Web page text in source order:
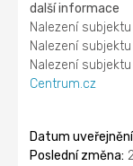
další informace
Nalezení
Nalezení
Nalezení
Centrum.cz
Datum
Poslední změna: